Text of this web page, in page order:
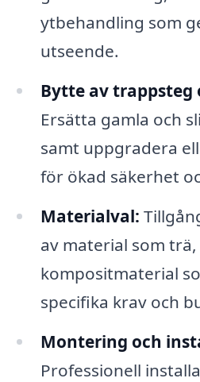
ytbehandling som
utseende.
Bytte av trappsteg
Ersätta gamla och
samt uppgradera
för ökad säkerhet
Materialval:
av material som
kompositmaterial
specifika krav och
Montering och
Professionell